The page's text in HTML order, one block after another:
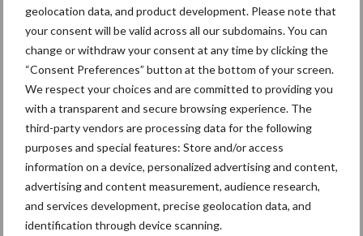
geolocation data, and product development. Please note that
your consent will be valid across all our subdomains. You can
change or withdraw your consent at any time by clicking the
“Consent Preferences” button at the bottom of your screen.
We respect your choices and are committed to providing you
with a transparent and secure browsing experience. The
third-party vendors are processing data for the following
purposes and special features: Store and/or access
information on a device, personalized advertising and content,
advertising and content measurement, audience research,
and services development, precise geolocation data, and
identification through device scanning.
Kies uit onderstaande thema's:
Activiteiten Bouwmachines